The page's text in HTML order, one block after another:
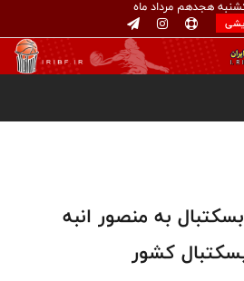
هجدهم مرداد ماه
به منصور انبه
کشور